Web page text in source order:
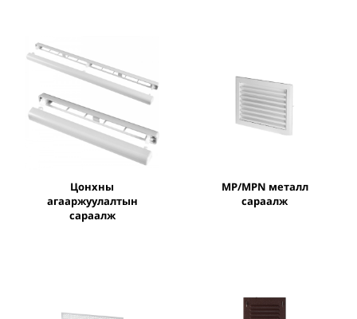
Цонхны
агааржуулалтын
сараалж
MP/MPN металл
сараалж